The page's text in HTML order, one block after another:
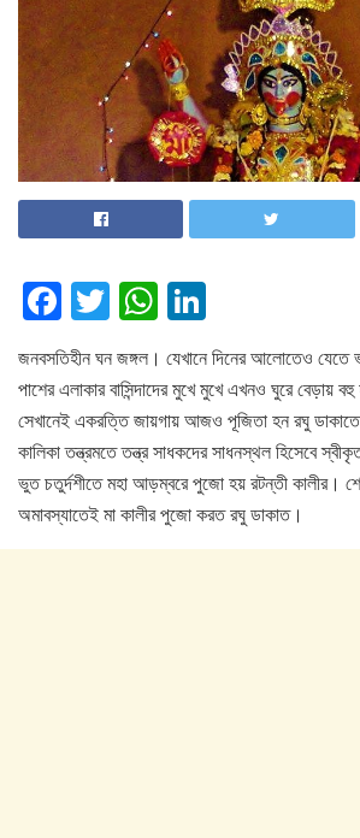
F
a
c
e
b
o
o
T
wi
tt
er
W
h
at
s
A
p
p
n
k
e
dI
n
জনবসতিহীন ঘন জঙ্গল। যেখানে দিনের আলোতেও
পাশের এলাকার বাসিন্দাদের মুখে মুখে এখনও ঘুরে বেড়ায় বহু
সেখানেই একরত্তি জায়গায় আজও পূজিতা হন রঘু
কালিকা তন্ত্রমতে তন্ত্র সাধকদের সাধনস্থল হিসেবে
ভুত চতুর্দশীতে মহা আড়ম্বরে পুজো হয় রটন্তী কালীর।
অমাবস্যাতেই মা কালীর পুজো করত রঘু ডাকাত।